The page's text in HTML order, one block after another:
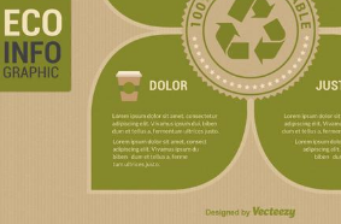
Bilder